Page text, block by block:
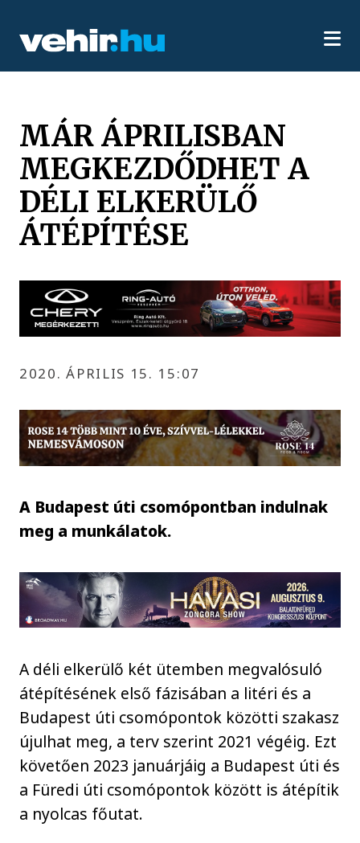
MÁR ÁPRILISBAN
MEGKEZDŐDHET A
DÉLI ELKERÜLŐ
ÁTÉPÍTÉSE
2020. ÁPRILIS 15. 15:07
A Budapest úti csomópontban indulnak
meg a munkálatok.
A déli elkerülő két ütemben megvalósuló
átépítésének első fázisában a litéri és a
Budapest úti csomópontok közötti szakasz
újulhat meg, a terv szerint 2021 végéig. Ezt
követően 2023 januárjáig a Budapest úti és
a Füredi úti csomópontok között is átépítik
a nyolcas főutat.